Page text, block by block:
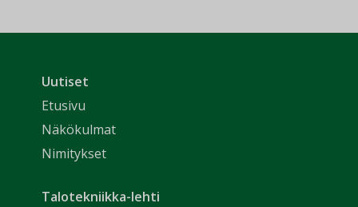
Uutiset
Etusivu
Näkökulmat
Nimitykset
Talotekniikka-lehti